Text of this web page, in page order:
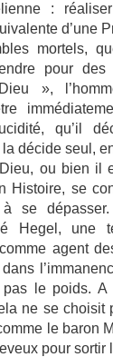
:
d’une
mortels,
pour des
»,
qu’il
décide seul,
ou bien il
Histoire, se
se dépasser.
Hegel, une
agent
le poids. A
ne se choisit
le baron
pour sortir